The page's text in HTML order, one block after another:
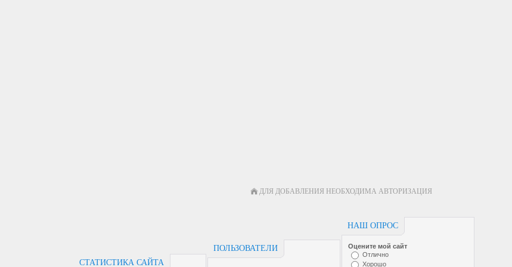
ДЛЯ ДОБАВЛЕНИЯ НЕОБХОДИМА АВТОРИЗАЦИЯ
СТАТИСТИКА САЙТА
ПОЛЬЗОВАТЕЛИ
НАШ ОПРОС
Оцените мой сайт
Отлично
Хорошо